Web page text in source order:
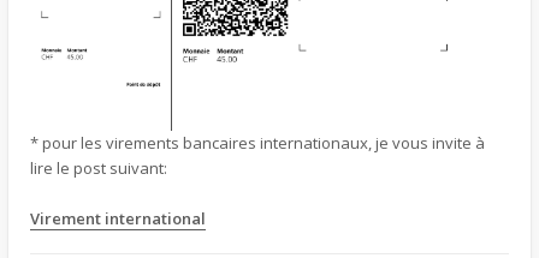
* pour les virements bancaires internationaux, je vous invite à
lire le post suivant:
Virement international